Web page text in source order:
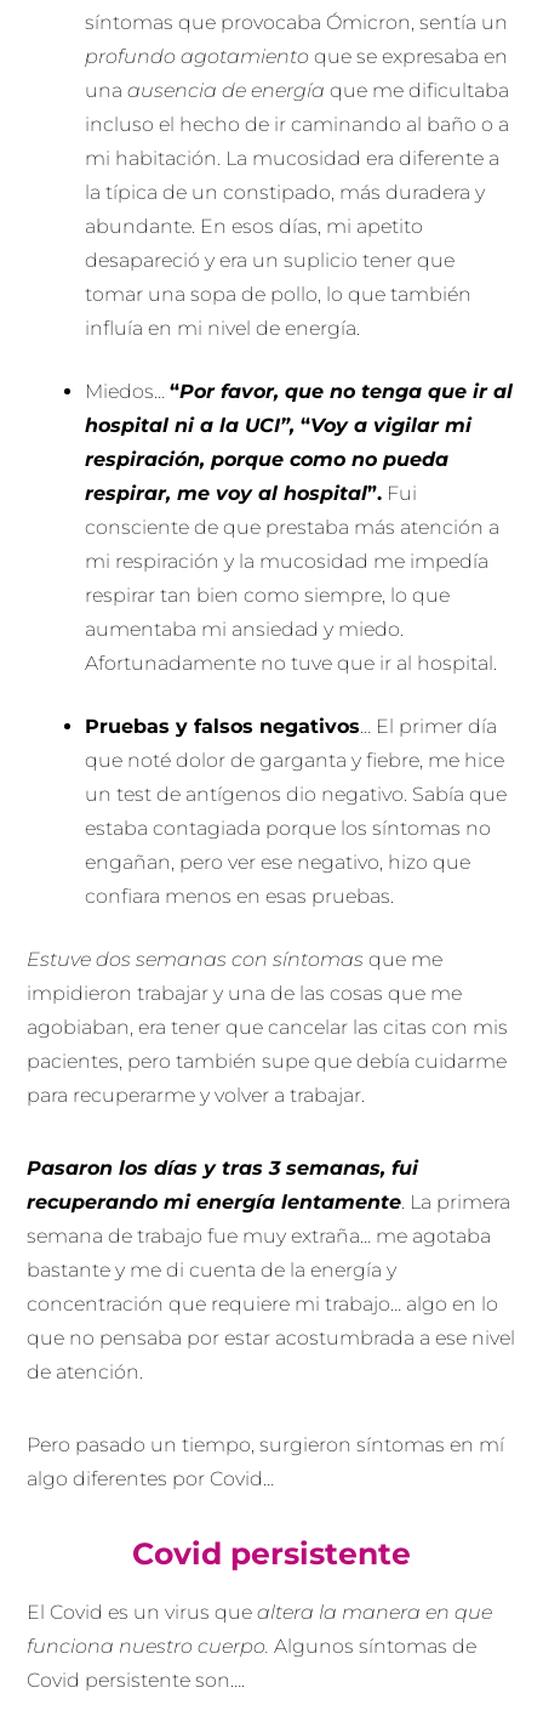
síntomas que provocaba Ómicron, sentía un
profundo agotamiento que se expresaba en
unaausencia de energía que me dificultaba
incluso el hecho de ir caminando al baño o a
mi habitación. La mucosidad era diferente a
la típica de un constipado, más duradera y
abundante. En esos días, mi apetito
desapareció y era un suplicio tener que
tomar una sopa de pollo, lo que también
influía en mi nivel de energía.
Miedos…“Por favor, que no tenga que ir al
hospital ni a la UCI”,“Voy a vigilar mi
respiración, porque como no pueda
respirar, me voy al hospital”. Fui
consciente de que prestaba más atención a
mi respiración y la mucosidad me impedía
respirar tan bien como siempre, lo que
aumentaba mi ansiedad y miedo.
Afortunadamente no tuve que ir al hospital.
Pruebas y falsos negativos… El primer día
que noté dolor de garganta y fiebre, me hice
un test de antígenos dio negativo. Sabía que
estaba contagiada porque los síntomas no
engañan, pero ver ese negativo, hizo que
confiara menos en esas pruebas.
Estuve dos semanas con síntomas que me
impidieron trabajar y una de las cosas que me
agobiaban, era tener que cancelar las citas con mis
pacientes, pero también supe que debía cuidarme
para recuperarme y volver a trabajar.
Pasaron los días y tras 3 semanas, fui
recuperando mi energía lentamente. La primera
semana de trabajo fue muy extraña… me agotaba
bastante y me di cuenta de la energía y
concentración que requiere mi trabajo… algo en lo
que no pensaba por estar acostumbrada a ese nivel
de atención.
Pero pasado un tiempo, surgieron síntomas en mí
algo diferentes por Covid…
Covid persistente
El Covid es un virus quealtera la manera en que
funciona nuestro cuerpo.Algunos síntomas de
Covid persistente son….